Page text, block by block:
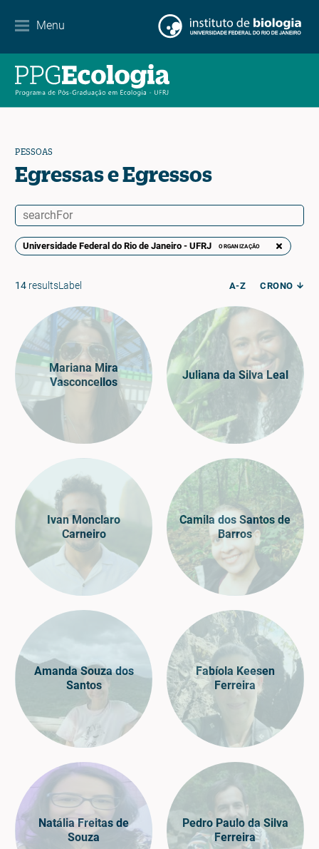
Menu
Contato
PESSOAS
Egressas e Egressos
Universidade Federal do Rio de Janeiro - UFRJ ORGANIZAÇÃO
14 resultsLabel A-Z CRONO
Mariana Mira
Vasconcellos
Juliana da Silva Leal
Ivan Monclaro
Carneiro
Camila dos Santos de
Barros
Amanda Souza dos
Santos
Fabíola Keesen
Ferreira
Natália Freitas de
Souza
Pedro Paulo da Silva
Ferreira